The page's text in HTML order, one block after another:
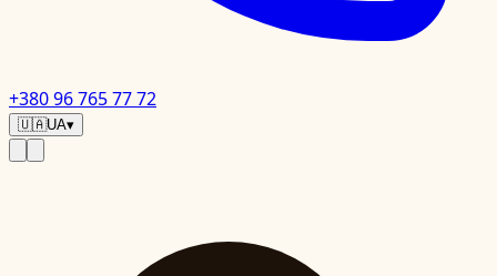
+380 96 765 77 72
🇺🇦UA▾